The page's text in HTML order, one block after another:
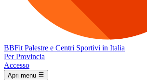
BBFit Palestre e Centri Sportivi in Italia
Per Provincia
Accesso
Apri menu